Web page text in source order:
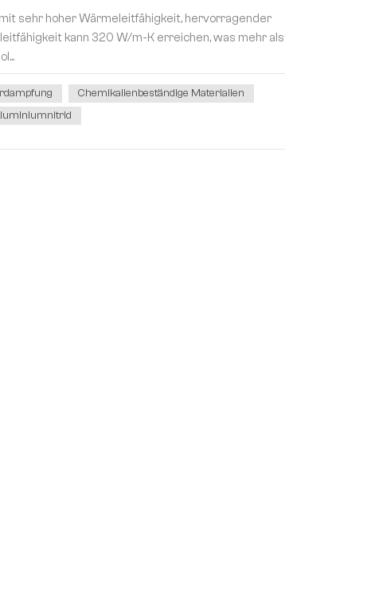
sehr hoher Wärmeleitfähigkeit, hervorragender
kann 320 W/m-K erreichen, was mehr als
Chemikalienbeständige Materialien